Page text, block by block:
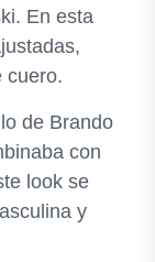
En esta
cuero.
de Brando
con
look se
y